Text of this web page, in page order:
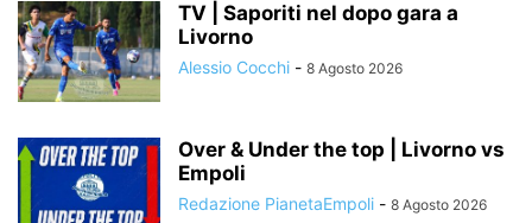
TV | Saporiti nel dopo gara a
Livorno
Alessio Cocchi - 8 Agosto 2026
Over & Under the top | Livorno vs
Empoli
Redazione PianetaEmpoli - 8 Agosto 2026